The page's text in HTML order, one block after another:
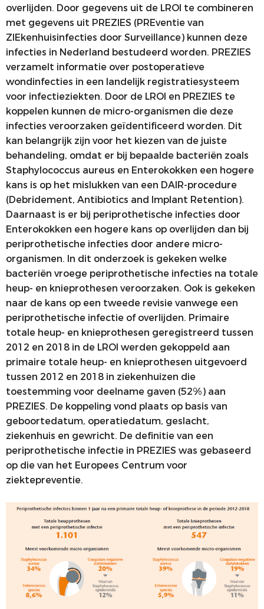
overlijden. Door gegevens uit de LROI te combineren
met gegevens uit PREZIES (PREventie van
ZIEkenhuisinfecties door Surveillance) kunnen deze
infecties in Nederland bestudeerd worden. PREZIES
verzamelt informatie over postoperatieve
wondinfecties in een landelijk registratiesysteem
voor infectieziekten. Door de LROI en PREZIES te
koppelen kunnen de micro-organismen die deze
infecties veroorzaken geïdentificeerd worden. Dit
kan belangrijk zijn voor het kiezen van de juiste
behandeling, omdat er bij bepaalde bacteriën zoals
Staphylococcus aureus en Enterokokken een hogere
kans is op het mislukken van een DAIR-procedure
(Debridement, Antibiotics and Implant Retention).
Daarnaast is er bij periprothetische infecties door
Enterokokken een hogere kans op overlijden dan bij
periprothetische infecties door andere micro-
organismen. In dit onderzoek is gekeken welke
bacteriën vroege periprothetische infecties na totale
heup- en knieprothesen veroorzaken. Ook is gekeken
naar de kans op een tweede revisie vanwege een
periprothetische infectie of overlijden. Primaire
totale heup- en knieprothesen geregistreerd tussen
2012 en 2018 in de LROI werden gekoppeld aan
primaire totale heup- en knieprothesen uitgevoerd
tussen 2012 en 2018 in ziekenhuizen die
toestemming voor deelname gaven (52%) aan
PREZIES. De koppeling vond plaats op basis van
geboortedatum, operatiedatum, geslacht,
ziekenhuis en gewricht. De definitie van een
periprothetische infectie in PREZIES was gebaseerd
op die van het Europees Centrum voor
ziektepreventie.